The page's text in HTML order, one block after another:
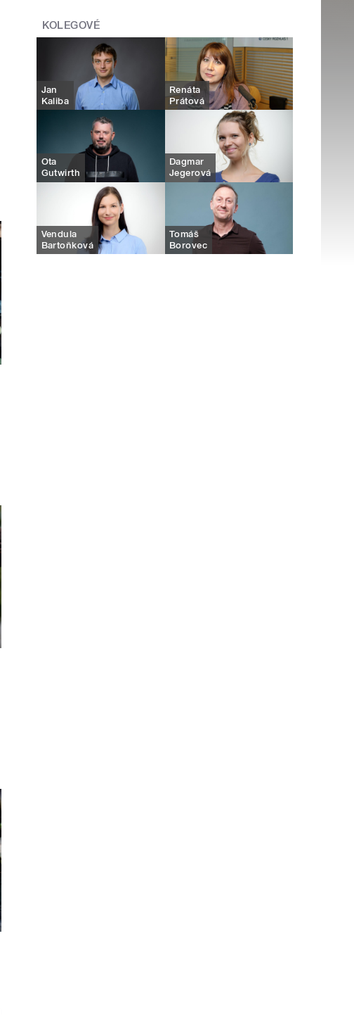
KOLEGOVÉ
Jan
Kaliba
Renáta
Prátová
Ota
Gutwirth
Dagmar
Jegerová
Vendula
Bartoňková
Tomáš
Borovec